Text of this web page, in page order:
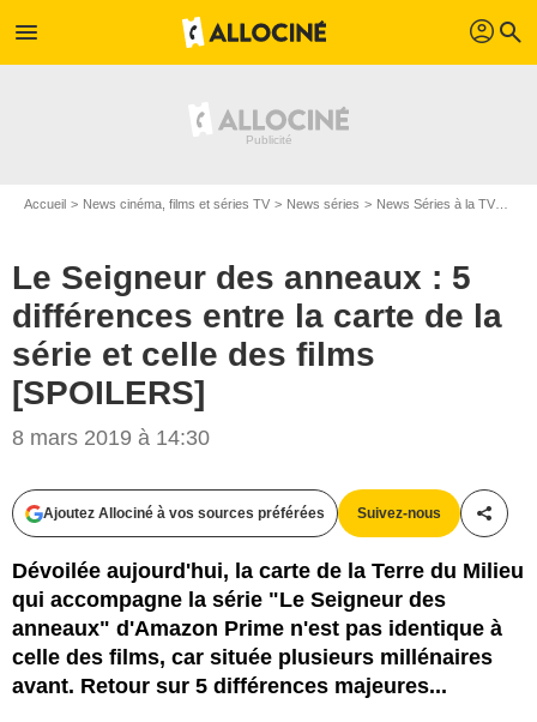
menu profil search
Accueil News cinéma, films et séries TV News séries News Séries à la TV
Le Seigneur des anneaux : 5
différences entre la carte de la
série et celle des films
[SPOILERS]
8 mars 2019 à 14:30
Ajoutez Allociné à vos sources préférées Suivez-nous
Dévoilée aujourd'hui, la carte de la Terre du Milieu
qui accompagne la série "Le Seigneur des
anneaux" d'Amazon Prime n'est pas identique à
celle des films, car située plusieurs millénaires
avant. Retour sur 5 différences majeures...